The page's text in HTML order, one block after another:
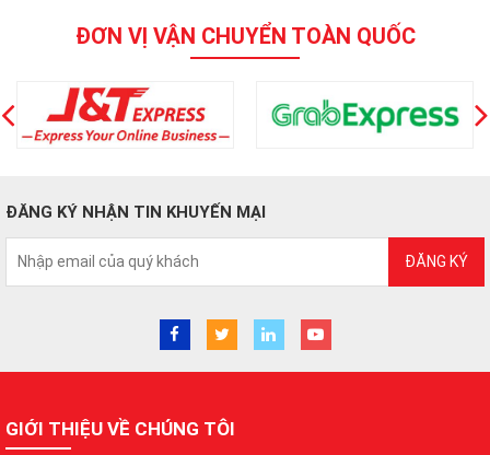
ĐƠN VỊ VẬN CHUYỂN TOÀN QUỐC
ĐĂNG KÝ NHẬN TIN KHUYẾN MẠI
ĐĂNG KÝ
GIỚI THIỆU VỀ CHÚNG TÔI